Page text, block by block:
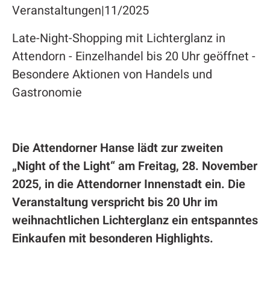
Veranstaltungen|11/2025
Late-Night-Shopping mit Lichterglanz in
Attendorn - Einzelhandel bis 20 Uhr geöffnet -
Besondere Aktionen von Handels und
Gastronomie
Die Attendorner Hanse lädt zur zweiten
„Night of the Light“ am Freitag, 28. November
2025, in die Attendorner Innenstadt ein. Die
Veranstaltung verspricht bis 20 Uhr im
weihnachtlichen Lichterglanz ein entspanntes
Einkaufen mit besonderen Highlights.